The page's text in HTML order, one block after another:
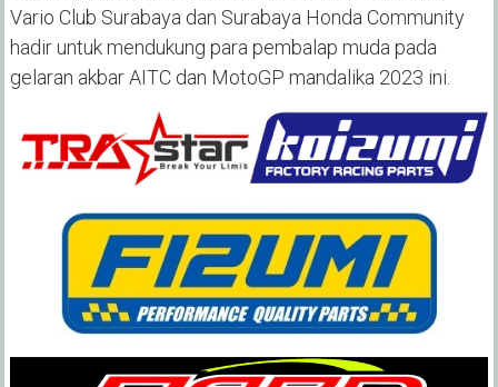
Vario Club Surabaya dan Surabaya Honda Community
hadir untuk mendukung para pembalap muda pada
gelaran akbar AITC dan MotoGP mandalika 2023 ini.